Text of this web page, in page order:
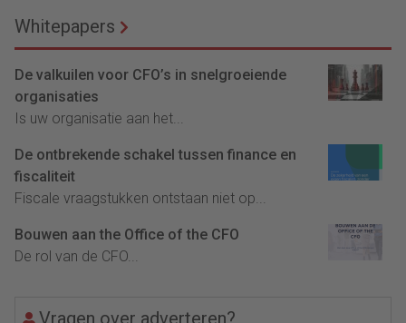
Whitepapers
De valkuilen voor CFO’s in snelgroeiende
organisaties
Is uw organisatie aan het...
De ontbrekende schakel tussen finance en
fiscaliteit
Fiscale vraagstukken ontstaan niet op...
Bouwen aan the Office of the CFO
De rol van de CFO...